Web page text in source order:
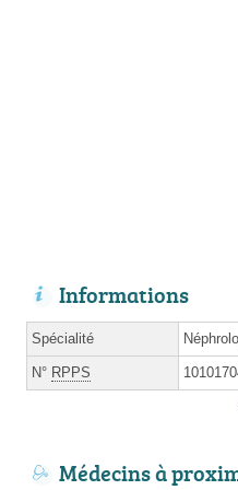
Informations
Spécialité
N° RPPS
Médecins à